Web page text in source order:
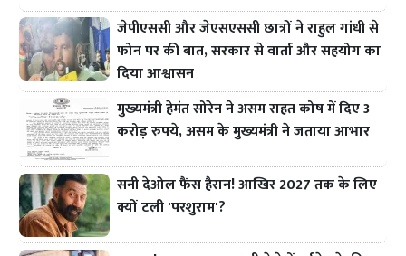
जेपीएससी और जेएसएससी छात्रों ने राहुल गांधी से
फोन पर की बात, सरकार से वार्ता और सहयोग का
दिया आश्वासन
मुख्यमंत्री हेमंत सोरेन ने असम राहत कोष में दिए 3
करोड़ रुपये, असम के मुख्यमंत्री ने जताया आभार
सनी देओल फैंस हैरान! आखिर 2027 तक के लिए
क्यों टली 'परशुराम'?